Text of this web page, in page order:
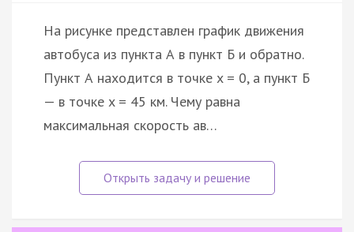
На рисунке представлен график движения
автобуса из пункта А в пункт Б и обратно.
Пункт А находится в точке x = 0, а пункт Б
— в точке x = 45 км. Чему равна
максимальная скорость ав…